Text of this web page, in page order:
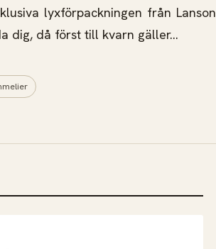
lyxförpackningen från Lanson
dig, då först till kvarn gäller...